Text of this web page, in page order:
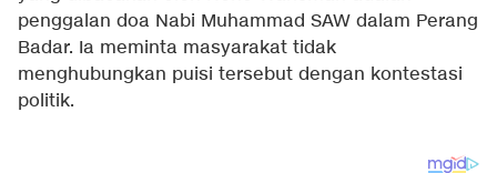
penggalan doa Nabi Muhammad SAW dalam Perang
Badar. Ia meminta masyarakat tidak
menghubungkan puisi tersebut dengan kontestasi
politik.